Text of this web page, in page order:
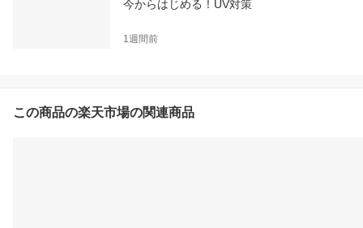
今からはじめる！UV対策
1週間前
この商品の楽天市場の関連商品